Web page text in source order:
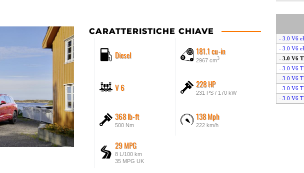
CARATTERISTICHE CHIAVE
Diesel 181.1 cu-in
2967 cm3
V 6 228 HP
231 PS / 170 kW
368 lb-ft
500 Nm
138 Mph
222 km/h
29 MPG
8 L/100 km
35 MPG UK
- 3.0 V6
- 3.0 V6
- 3.0 V6
- 3.0 V6
- 3.0 V6
- 3.0 V6
- 3.0 V6